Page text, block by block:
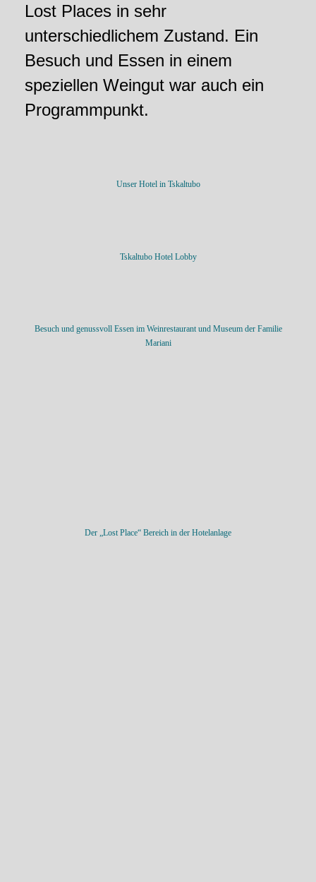
Lost Places in sehr
unterschiedlichem Zustand. Ein
Besuch und Essen in einem
speziellen Weingut war auch ein
Programmpunkt.
Unser Hotel in Tskaltubo
Tskaltubo Hotel Lobby
Besuch und genussvoll Essen im Weinrestaurant und Museum der Familie
Mariani
Der „Lost Place“ Bereich in der Hotelanlage